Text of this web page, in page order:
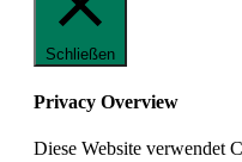
Schließen
Privacy Overview
Diese Website verwendet